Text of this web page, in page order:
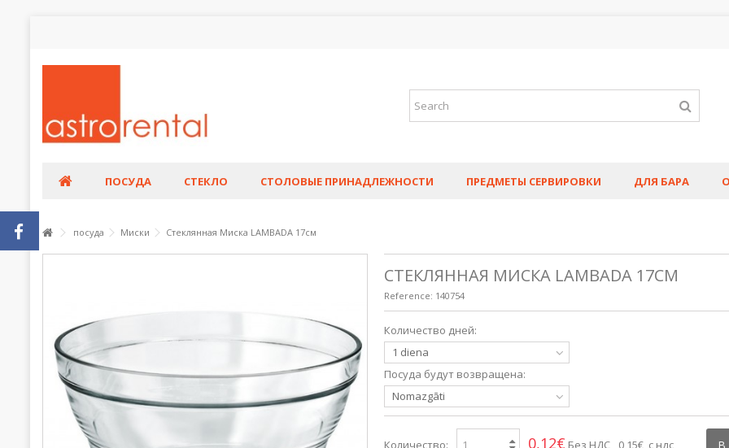
ПОСУДА СТЕКЛО СТОЛОВЫЕ ПРИНАДЛЕЖНОСТИ ПРЕДМЕТЫ СЕРВИРОВКИ ДЛЯ БАРА
посуда Миски Стеклянная Миска LAMBADA 17см
СТЕКЛЯННАЯ МИСКА LAMBADA 17СМ
Reference: 140754
Количество дней:
1 diena
Посуда будут возвращена:
Nomazgāti
Количество: 0,12€ Без НДС 0,15€ с ндс